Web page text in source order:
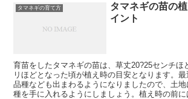
タマネギの育て方
タマネギの苗の
イント
育苗をしたタマネギの苗は、草丈20?25センチほ
リほどとなった頃が植え時の目安となります。
品種なども出まわるようになりましたので、土
種を手に入れるようにしましょう。植え時の前に